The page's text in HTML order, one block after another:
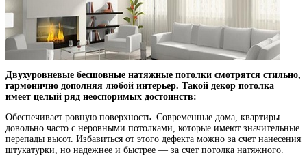
Двухуровневые бесшовные натяжные потолки смотрятся стильно,
гармонично дополняя любой интерьер. Такой декор потолка
имеет целый ряд неоспоримых достоинств:
Обеспечивает ровную поверхность. Современные дома, квартиры
довольно часто с неровными потолками, которые имеют значительные
перепады высот. Избавиться от этого дефекта можно за счет нанесения
штукатурки, но надежнее и быстрее — за счет потолка натяжного.